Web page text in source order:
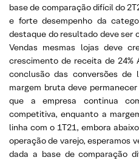
base de comparação difícil do
e forte desempenho da
destaque do resultado deve ser
Vendas mesmas lojas deve
crescimento de receita de 24%
conclusão das conversões
margem bruta deve
que a empresa continua
competitiva, enquanto a
linha com o 1T21, embora
operação de varejo, esperamos
dada a base de comparação